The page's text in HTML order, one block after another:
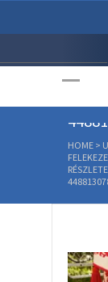
HOME >